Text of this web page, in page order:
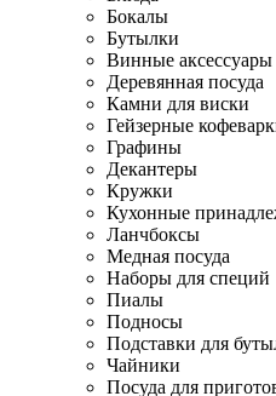
Бокалы
Бутылки
Винные аксессуары
Деревянная посуда
Камни для виски
Гейзерные
Графины
Декантеры
Кружки
Кухонные
Ланчбоксы
Медная посуда
Наборы для специй
Пиалы
Подносы
Подставки для
Чайники
Посуда для